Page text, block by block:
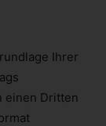
Ihrer
einen Dritten